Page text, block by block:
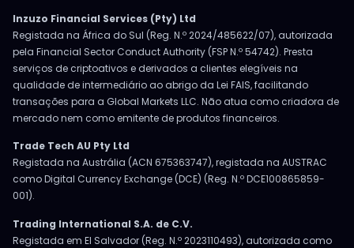
Inzuzo Financial Services (Pty) Ltd
Registada na África do Sul (Reg. N.º 2024/485622/07), autorizada
pela Financial Sector Conduct Authority (FSP N.º 54742). Presta
serviços de criptoativos e derivados a clientes elegíveis na
qualidade de intermediário ao abrigo da Lei FAIS, facilitando
transações para a Global Markets LLC. Não atua como criadora de
mercado nem como emitente de produtos financeiros.
Trade Tech AU Pty Ltd
Registada na Austrália (ACN 675363747), registada na AUSTRAC
como Digital Currency Exchange (DCE) (Reg. N.º DCE100865859-
001).
Trading International S.A. de C.V.
Registada em El Salvador (Reg. N.º 2023110493), autorizada como